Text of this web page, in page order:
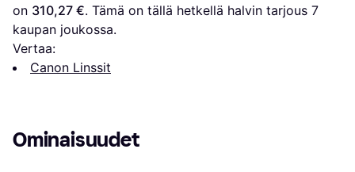
on 310,27 €. Tämä on tällä hetkellä halvin tarjous 7
kaupan joukossa.
Vertaa:
Canon Linssit
Ominaisuudet